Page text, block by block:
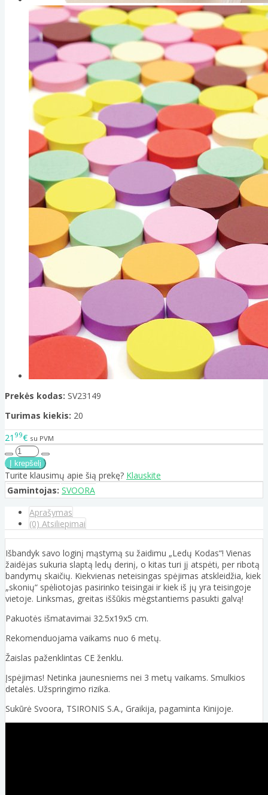
Prekės kodas: SV23149
Turimas kiekis: 20
21 99€ su PVM
Turite klausimų apie šią prekę? Klauskite
Gamintojas: SVOORA
Aprašymas
(0) Atsiliepimai
Išbandyk savo loginį mąstymą su žaidimu „Ledų Kodas“! Vienas
žaidėjas sukuria slaptą ledų derinį, o kitas turi jį atspėti, per ribotą
bandymų skaičių. Kiekvienas neteisingas spėjimas atskleidžia, kiek
„skonių“ spėliotojas pasirinko teisingai ir kiek iš jų yra teisingoje
vietoje. Linksmas, greitas iššūkis mėgstantiems pasukti galvą!
Pakuotės išmatavimai 32.5x19x5 cm.
Rekomenduojama vaikams nuo 6 metų.
Žaislas paženklintas CE ženklu.
Įspėjimas! Netinka jaunesniems nei 3 metų vaikams. Smulkios
detalės. Užspringimo rizika.
Sukūrė Svoora, TSIRONIS S.A., Graikija, pagaminta Kinijoje.